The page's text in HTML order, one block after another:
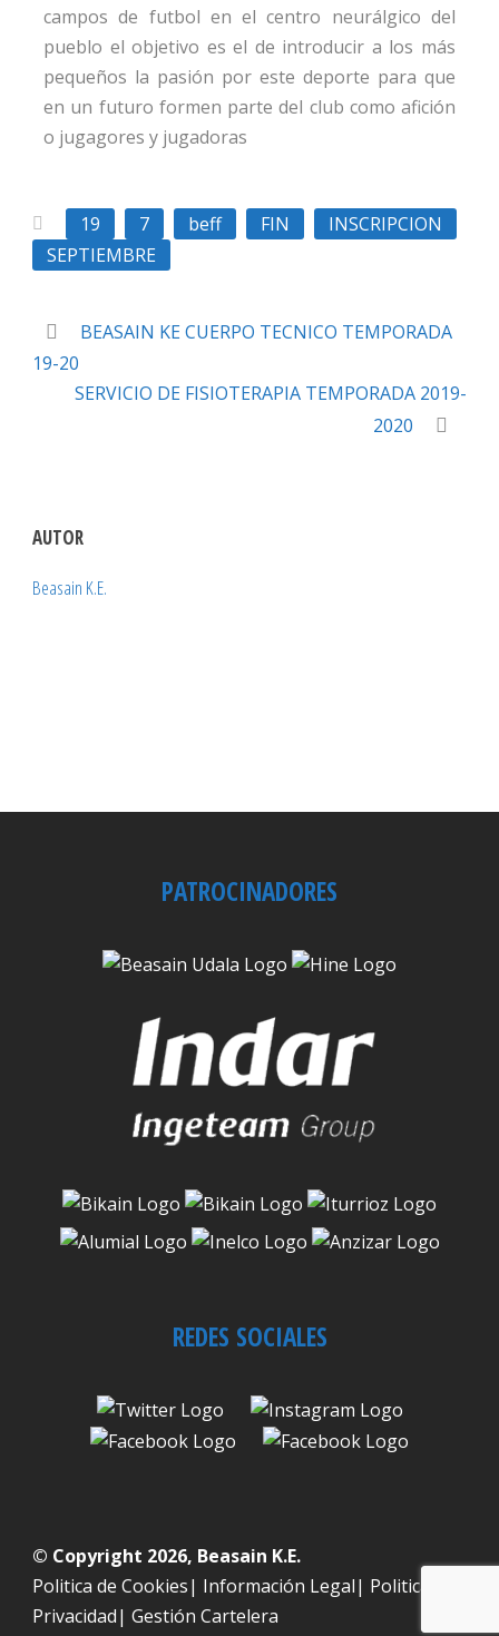
campos de futbol en el centro neurálgico del
pueblo el objetivo es el de introducir a los más
pequeños la pasión por este deporte para que
en un futuro formen parte del club como afición
o jugagores y jugadoras
19 7 beff FIN
INSCRIPCION
SEPTIEMBRE
BEASAIN KE CUERPO TECNICO TEMPORADA
19-20
SERVICIO DE FISIOTERAPIA TEMPORADA 2019-
2020
AUTOR
Beasain K.E.
PATROCINADORES
REDES SOCIALES
© Copyright 2026, Beasain K.E.
Politica de Cookies| Información Legal| Politica de
Privacidad| Gestión Cartelera